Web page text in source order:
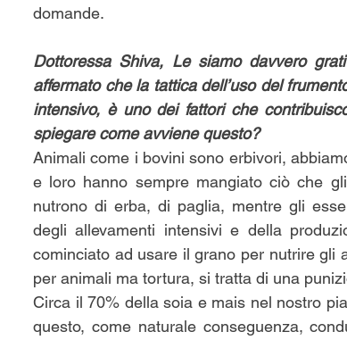
domande.
Dottoressa Shiva, Le siamo davvero
affermato che la tattica dell’uso del
intensivo, è uno dei fattori che
spiegare come avviene questo?
Animali come i bovini sono erbivori,
e loro hanno sempre mangiato ciò che
nutrono di erba, di paglia, mentre gli
degli allevamenti intensivi e della
cominciato ad usare il grano per nutrire gli
per animali ma tortura, si tratta di una
Circa il 70% della soia e mais nel nostro
questo, come naturale conseguenza,